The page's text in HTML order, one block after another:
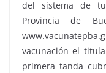
del sistema de
Provincia de
vacunación el
primera tanda